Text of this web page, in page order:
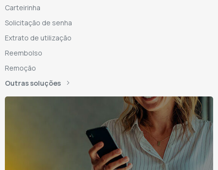
Carteirinha
Solicitação de senha
Extrato de utilização
Reembolso
Remoção
Outras soluções